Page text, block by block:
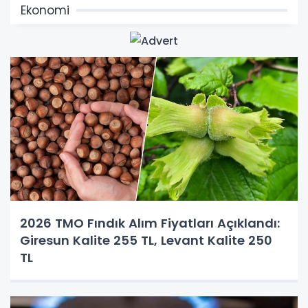
Ekonomi
2026 TMO Fındık Alım Fiyatları Açıklandı:
Giresun Kalite 255 TL, Levant Kalite 250
TL